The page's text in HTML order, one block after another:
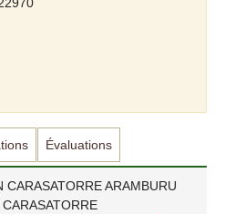
Évaluations
CARASATORRE ARAMBURU
CARASATORRE